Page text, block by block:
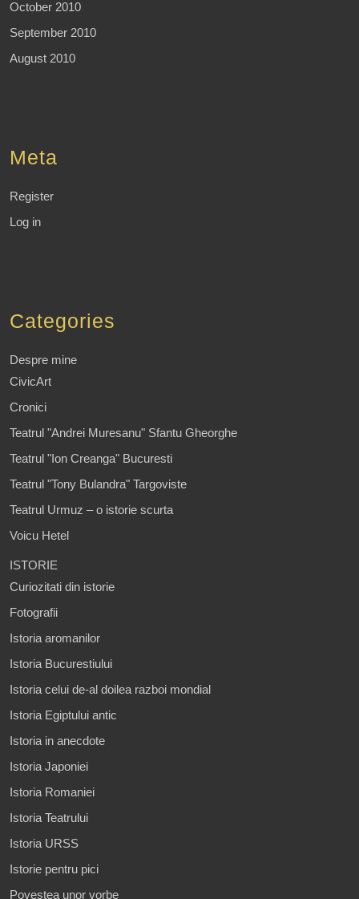
October 2010
September 2010
August 2010
Meta
Register
Log in
Categories
Despre mine
CivicArt
Cronici
Teatrul "Andrei Muresanu" Sfantu Gheorghe
Teatrul "Ion Creanga" Bucuresti
Teatrul "Tony Bulandra" Targoviste
Teatrul Urmuz – o istorie scurta
Voicu Hetel
ISTORIE
Curiozitati din istorie
Fotografii
Istoria aromanilor
Istoria Bucurestiului
Istoria celui de-al doilea razboi mondial
Istoria Egiptului antic
Istoria in anecdote
Istoria Japoniei
Istoria Romaniei
Istoria Teatrului
Istoria URSS
Istorie pentru pici
Povestea unor vorbe